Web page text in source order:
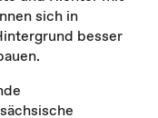
sich in
besser